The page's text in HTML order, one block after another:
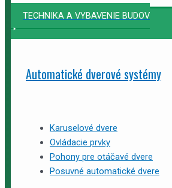
TECHNIKA A VYBAVENIE BUDOV
Automatické dverové systémy
Karuselové dvere
Ovládacie prvky
Pohony pre otáčavé dvere
Posuvné automatické dvere